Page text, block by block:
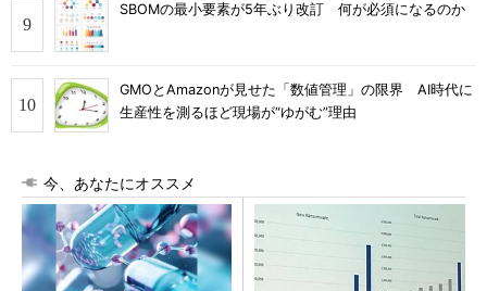
SBOMの最小要素が5年ぶり改訂 何が必須になるのか
GMOとAmazonが見せた「数値管理」の限界 AI時代に
生産性を測るほど現場が“ゆがむ”理由
今、あなたにオススメ